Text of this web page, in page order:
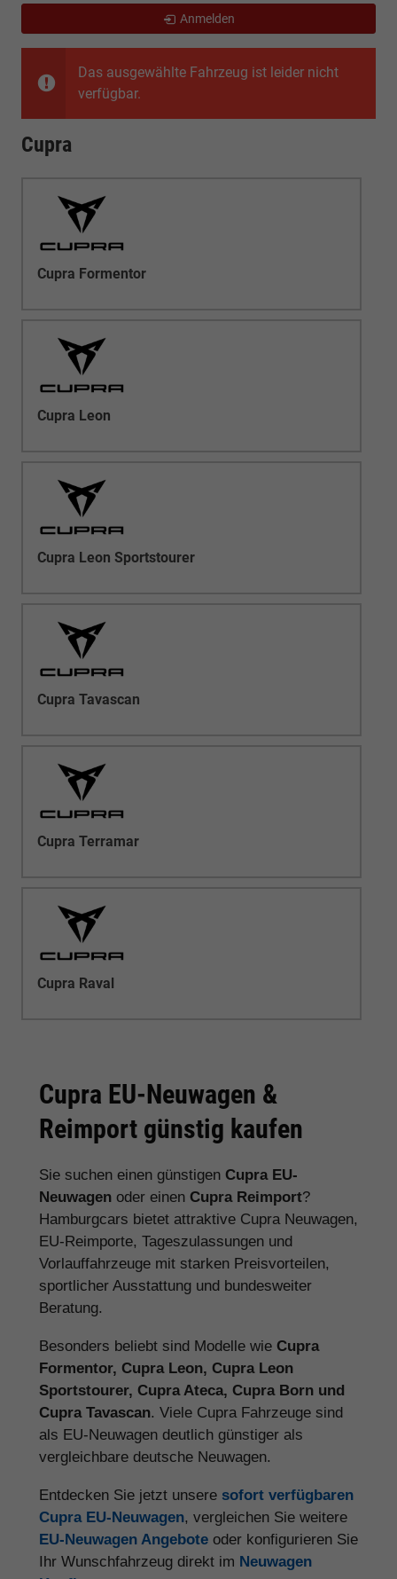
Das ausgewählte Fahrzeug ist leider nicht
verfügbar.
Cupra
Cupra Formentor
Cupra Leon
Cupra Leon Sportstourer
Cupra Tavascan
Cupra Terramar
Cupra Raval
Cupra EU-Neuwagen &
Reimport günstig kaufen
Sie suchen einen günstigen Cupra EU-
Neuwagen oder einen Cupra Reimport?
Hamburgcars bietet attraktive Cupra Neuwagen,
EU-Reimporte, Tageszulassungen und
Vorlauffahrzeuge mit starken Preisvorteilen,
sportlicher Ausstattung und bundesweiter
Beratung.
Besonders beliebt sind Modelle wie Cupra
Formentor, Cupra Leon, Cupra Leon
Sportstourer, Cupra Ateca, Cupra Born und
Cupra Tavascan. Viele Cupra Fahrzeuge sind
als EU-Neuwagen deutlich günstiger als
vergleichbare deutsche Neuwagen.
Entdecken Sie jetzt unsere sofort verfügbaren
Cupra EU-Neuwagen, vergleichen Sie weitere
EU-Neuwagen Angebote oder konfigurieren Sie
Ihr Wunschfahrzeug direkt im Neuwagen
Anmelden